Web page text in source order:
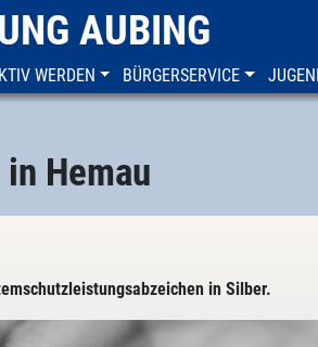
AUBING
WERDEN BÜRGERSERVICE
Hemau
in Silber.